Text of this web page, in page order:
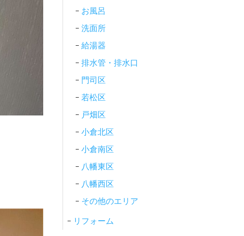
お風呂
洗面所
給湯器
排水管・排水口
門司区
若松区
戸畑区
小倉北区
小倉南区
八幡東区
八幡西区
その他のエリア
リフォーム